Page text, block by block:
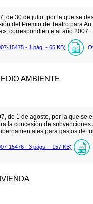
de 30 de julio, por la que se
del Premio de Teatro para
correspondiente al año 2007.
15475 - 1 pág. - 65 KB)
AMBIENTE
de 1 de agosto, por la que se
la concesión de subvenciones
para gastos de
15476 - 3 págs. - 157 KB)